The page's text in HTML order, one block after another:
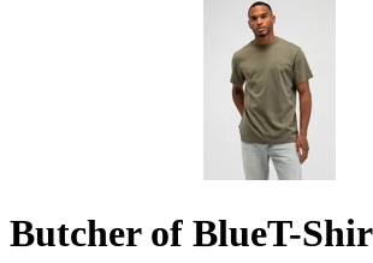
Butcher of BlueT-